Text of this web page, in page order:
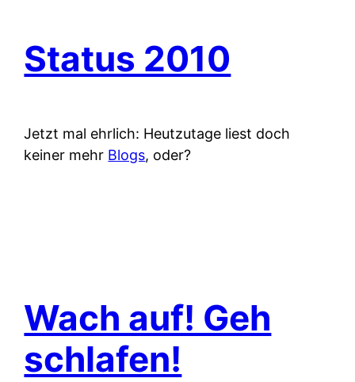
Status 2010
Jetzt mal ehrlich: Heutzutage liest doch
keiner mehr Blogs, oder?
Wach auf! Geh
schlafen!